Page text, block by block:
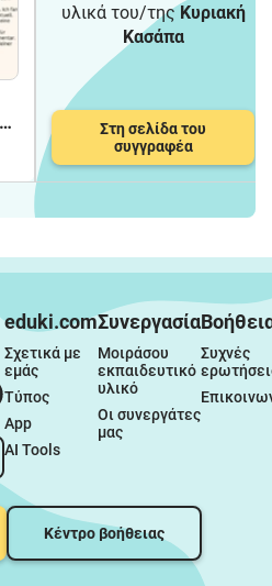
υλικά του/τηςΚυριακή
Κασάπα
Στη σελίδα του
συγγραφέα
eduki.com
Σχετικά με
εμάς
Τύπος
App
AI Tools
Συνεργασία
Μοιράσου
εκπαιδευτικό
υλικό
Οι συνεργάτες
μας
Συχνές
Κέντρο βοήθειας